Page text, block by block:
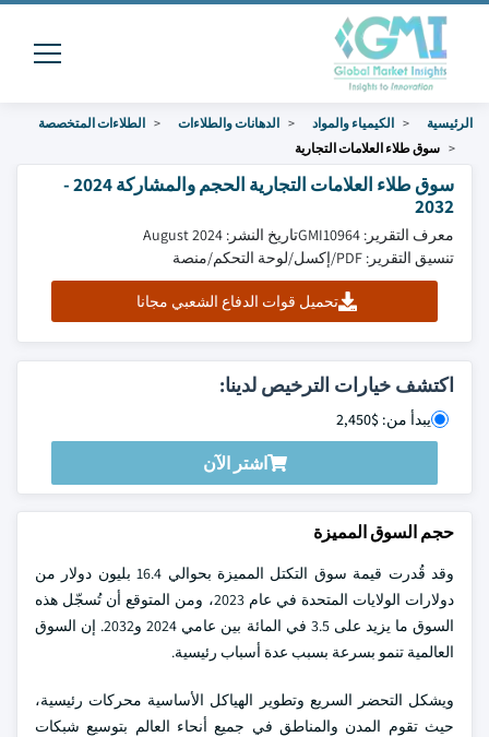
الرئيسية الكيمياء والمواد الدهانات والطلاءات
الطلاءات المتخصصة
سوق طلاء العلامات التجارية
سوق طلاء العلامات التجارية الحجم والمشاركة 2024 -
2032
معرف التقرير: GMI10964
تاريخ النشر: August 2024
تنسيق التقرير: PDF/إكسل/لوحة التحكم/منصة
تحميل قوات الدفاع الشعبي مجانا
اكتشف خيارات الترخيص لدينا:
يبدأ من: $2,450
اشتر الآن
حجم السوق المميزة
وقد قُدرت قيمة سوق التكتل المميزة بحوالي 16.4 بليون دولار من
دولارات الولايات المتحدة في عام 2023، ومن المتوقع أن تُسجّل هذه
السوق ما يزيد على 3.5 في المائة بين عامي 2024 و2032. إن السوق
العالمية تنمو بسرعة بسبب عدة أسباب رئيسية.
ويشكل التحضر السريع وتطوير الهياكل الأساسية محركات رئيسية،
حيث تقوم المدن والمناطق في جميع أنحاء العالم بتوسيع شبكات